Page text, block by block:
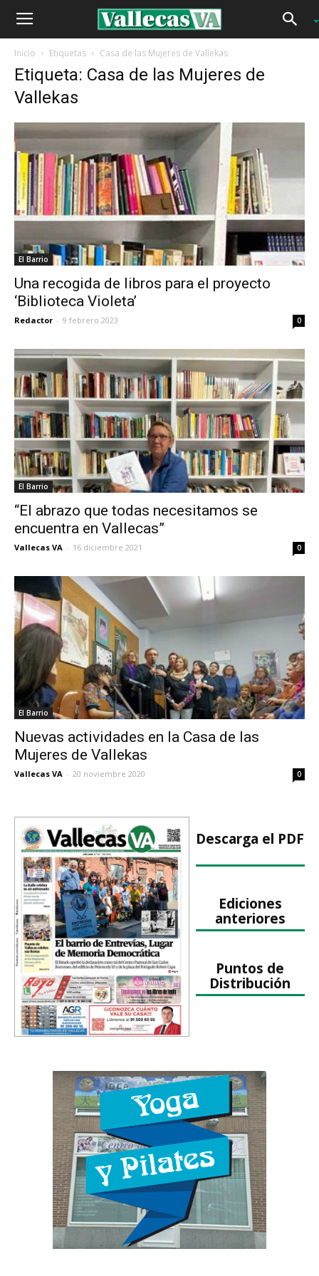
Inicio Etiquetas Casa de las Mujeres de Vallekas
Etiqueta: Casa de las Mujeres de
Vallekas
El Barrio
Una recogida de libros para el proyecto
‘Biblioteca Violeta’
Redactor - 9 febrero 2023 0
El Barrio
“El abrazo que todas necesitamos se
encuentra en Vallecas”
Vallecas VA - 16 diciembre 2021 0
El Barrio
Nuevas actividades en la Casa de las
Mujeres de Vallekas
Vallecas VA - 20 noviembre 2020 0
Descarga el PDF
Ediciones
anteriores
Puntos de
Distribución